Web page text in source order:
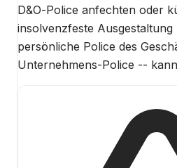
D&O-Police anfechten oder
insolvenzfeste
persönliche Police des
Unternehmens-Police --